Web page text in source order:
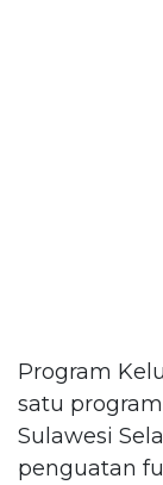
Program
satu
Sulawesi
penguatan